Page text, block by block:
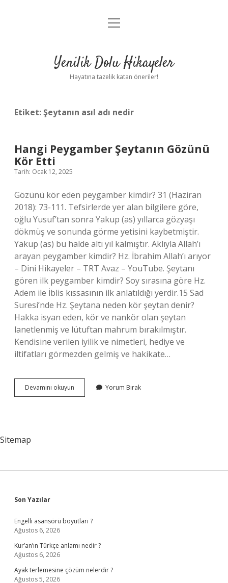
Anasayfa
Yasal Uyarı
menüyü
Yenilik Dolu Hikayeler
Hayatına tazelik katan öneriler!
Etiket:Şeytanın asıl adı nedir
Hangi Peygamber Şeytanın Gözünü
Kör Etti
Tarih: Ocak 12, 2025
Gözünü kör eden peygamber kimdir? 31 (Haziran
2018): 73-111. Tefsirlerde yer alan bilgilere göre,
oğlu Yusuf’tan sonra Yakup (as) yıllarca gözyaşı
dökmüş ve sonunda görme yetisini kaybetmiştir.
Yakup (as) bu halde altı yıl kalmıştır. Aklıyla Allah’ı
arayan peygamber kimdir? Hz. İbrahim Allah’ı arıyor
– Dini Hikayeler – TRT Avaz – YouTube. Şeytanı
gören ilk peygamber kimdir? Soy sırasına göre Hz.
Adem ile İblis kıssasının ilk anlatıldığı yerdir.15 Sad
Suresi’nde Hz. Şeytana neden kör şeytan denir?
Hakka isyan eden, kör ve nankör olan şeytan
lanetlenmiş ve lütuftan mahrum bırakılmıştır.
Kendisine verilen iyilik ve nimetleri, hediye ve
iltifatları görmezden gelmiş ve hakikate…
Devamını okuyun
Peygamber
Yorum Bırak
Sitemap
Sidebar
Son Yazılar
Engelli asansörü boyutları ?
Ağustos 6, 2026
Kur’an’ın Türkçe anlamı nedir ?
Ağustos 6, 2026
Ayak terlemesine çözüm nelerdir ?
Ağustos 5, 2026